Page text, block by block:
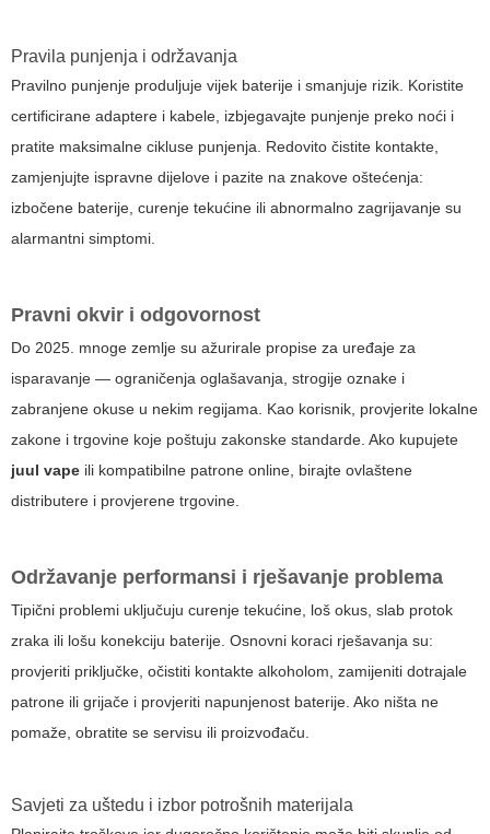
Pravila punjenja i održavanja
Pravilno punjenje produljuje vijek baterije i smanjuje rizik. Koristite
certificirane adaptere i kabele, izbjegavajte punjenje preko noći i
pratite maksimalne cikluse punjenja. Redovito čistite kontakte,
zamjenjujte ispravne dijelove i pazite na znakove oštećenja:
izbočene baterije, curenje tekućine ili abnormalno zagrijavanje su
alarmantni simptomi.
Pravni okvir i odgovornost
Do 2025. mnoge zemlje su ažurirale propise za uređaje za
isparavanje — ograničenja oglašavanja, strogije oznake i
zabranjene okuse u nekim regijama. Kao korisnik, provjerite lokalne
zakone i trgovine koje poštuju zakonske standarde. Ako kupujete
juul vape ili kompatibilne patrone online, birajte ovlaštene
distributere i provjerene trgovine.
Održavanje performansi i rješavanje problema
Tipični problemi uključuju curenje tekućine, loš okus, slab protok
zraka ili lošu konekciju baterije. Osnovni koraci rješavanja su:
provjeriti priključke, očistiti kontakte alkoholom, zamijeniti dotrajale
patrone ili grijače i provjeriti napunjenost baterije. Ako ništa ne
pomaže, obratite se servisu ili proizvođaču.
Savjeti za uštedu i izbor potrošnih materijala